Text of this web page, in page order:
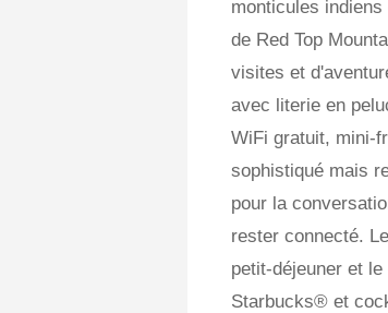
monticules
de Red Top
visites et
avec literie en
WiFi gratuit, mini-
sophistiqué mais
pour la
rester connecté.
petit-déjeuner et
Starbucks® et